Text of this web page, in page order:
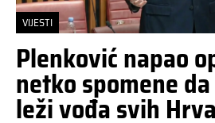
VIJESTI
Plenković napao
netko spomene
leži vođa svih